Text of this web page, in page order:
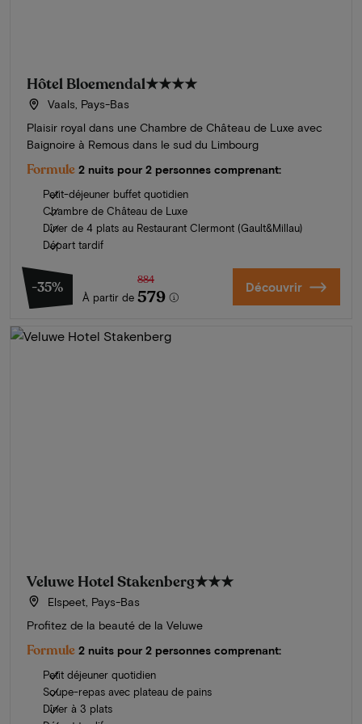
Hôtel Bloemendal★★★★
Vaals, Pays-Bas
Plaisir royal dans une Chambre de Château de Luxe avec
Baignoire à Remous dans le sud du Limbourg
Formule 2 nuits pour 2 personnes comprenant:
Petit-déjeuner buffet quotidien
Chambre de Château de Luxe
Dîner de 4 plats au Restaurant Clermont (Gault&Millau)
Départ tardif
-35%
À partir de
884
579 Découvrir
Veluwe Hotel Stakenberg★★★
Elspeet, Pays-Bas
Profitez de la beauté de la Veluwe
Formule 2 nuits pour 2 personnes comprenant:
Petit déjeuner quotidien
Soupe-repas avec plateau de pains
Dîner à 3 plats